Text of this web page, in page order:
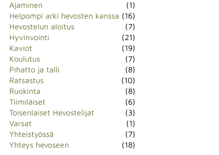
Ajaminen
(1)
Helpompi arki hevosten kanssa (16)
Hevostelun aloitus
(7)
Hyvinvointi
(21)
Kaviot
(19)
Koulutus
(7)
Pihatto ja talli
(8)
Ratsastus
(10)
Ruokinta
(8)
Tiimiläiset
(6)
Toisenlaiset Hevostelijat
(3)
Varsat
(1)
Yhteistyössä
(7)
Yhteys hevoseen
(18)